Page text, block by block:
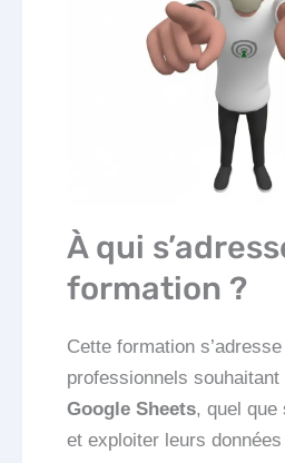
À qui
formation ?
Cette formation
professionnels souhaitant
Google Sheets, quel que
et exploiter leurs